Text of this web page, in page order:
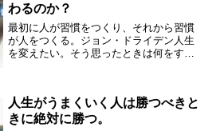
わるのか？
最初に人が習慣をつくり、それから習慣
が人をつくる。ジョン・ドライデン人生
を変えたい。そう思ったときは何をする
ンプルで、真っ先に知って...
人生がうまくいく人は勝つべきと
きに絶対に勝つ。